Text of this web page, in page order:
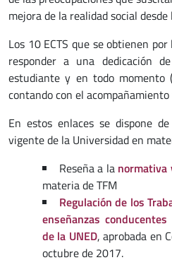
mejora de la realidad social
Los 10 ECTS que se obtienen
responder a una dedicación
estudiante y en todo momento
contando con el
En estos enlaces se dispone
vigente de la Universidad en
Reseña a la normativa
materia de TFM
Regulación de los
enseñanzas
de la UNED, aprobada en
octubre de 2017.